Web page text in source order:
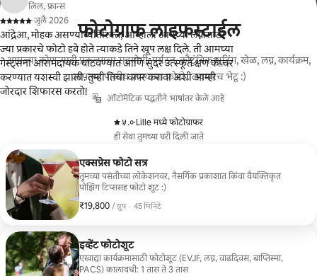
फोटोग्राफ लाइफस्टाईल
आपल्या कोणत्याही प्रकल्पाचा सहयोगी: पर्यटन, कौटुंबिक शूटिंग, खेळ, लग्न, कार्यक्रम,
आपल्या पाळीव प्राण्याचा फोटो.. लवकरच भेटू :)
ऑटोमॅटिक पद्धतीने भाषांतर केले आहे
५.०
,
·Lille मध्ये फोटोग्राफर
ही सेवा तुमच्या घरी दिली जाते
एक्सप्रेस फोटो सत्र
तुमच्या पसंतीच्या लोकेशनवर, नैसर्गिक प्रकाशात किंवा वैयक्तिकृत
पोझिंग टिप्ससह फोटो शूट :)
₹19,800 / ग्रुप
₹19,800, प्रति ग्रुप
, · 45 मिनिटे
इव्हेंट फोटोशूट
एखाद्या कार्यक्रमासाठी फोटोशूट (EVJF, लग्न, वाढदिवस, बाप्तिस्मा,
PACS) कालावधी: 1 तास ते 3 तास
लिल, फ्रान्स
,
·जुलै 2026
आंद्रेआ, मोहक असण्याव्यतिरिक्त, आम्हाला आमच्या लग्नासाठी
ज्या प्रकारचे फोटो हवे होते त्याकडे तिने खूप लक्ष दिले. ती आमच्या
गेस्ट्सना आरामदायक वाटवण्यात आणि सुंदर उत्स्फूर्त क्षण कॅप्चर
करण्यात यशस्वी झाली. तुम्ही तिचा वापर करावा अशी आम्ही
जोरदार शिफारस करतो!